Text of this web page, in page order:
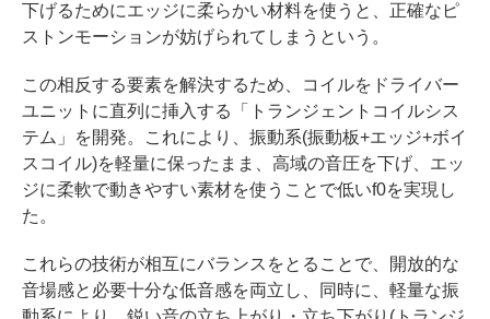
下げるためにエッジに柔らかい材料を使うと、正確なピ
ストンモーションが妨げられてしまうという。
この相反する要素を解決するため、コイルをドライバー
ユニットに直列に挿入する「トランジェントコイルシス
テム」を開発。これにより、振動系(振動板+エッジ+ボイ
スコイル)を軽量に保ったまま、高域の音圧を下げ、エッ
ジに柔軟で動きやすい素材を使うことで低いf0を実現し
た。
これらの技術が相互にバランスをとることで、開放的な
音場感と必要十分な低音感を両立し、同時に、軽量な振